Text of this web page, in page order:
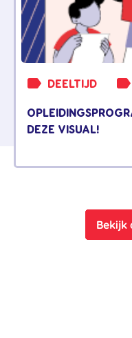
DEELTIJD
DEZE VISUAL!
Bekijk